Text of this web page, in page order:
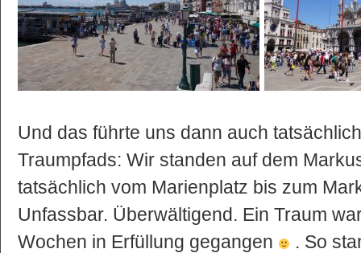
Und das führte uns dann auch
Traumpfads: Wir standen auf dem
tatsächlich vom Marienplatz bis zum
Unfassbar. Überwältigend. Ein Traum
Wochen in Erfüllung gegangen
. So